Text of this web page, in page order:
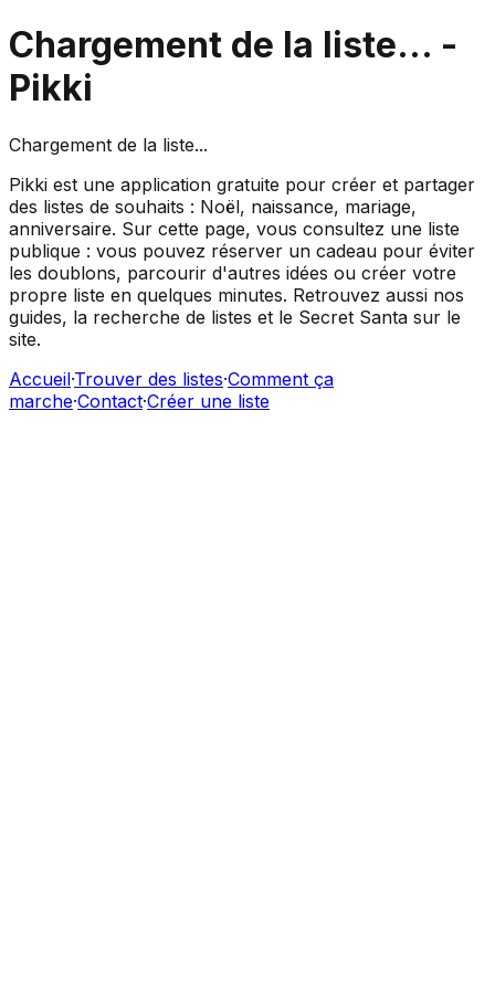
Chargement de la liste... -
Pikki
Chargement de la liste...
Pikki est une application gratuite pour créer et partager
des listes de souhaits : Noël, naissance, mariage,
anniversaire. Sur cette page, vous consultez une liste
publique : vous pouvez réserver un cadeau pour éviter
les doublons, parcourir d'autres idées ou créer votre
propre liste en quelques minutes. Retrouvez aussi nos
guides, la recherche de listes et le Secret Santa sur le
site.
Accueil·Trouver des listes·Comment ça
marche·Contact·Créer une liste